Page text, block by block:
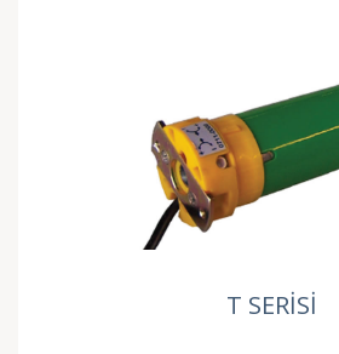
T SERİSİ